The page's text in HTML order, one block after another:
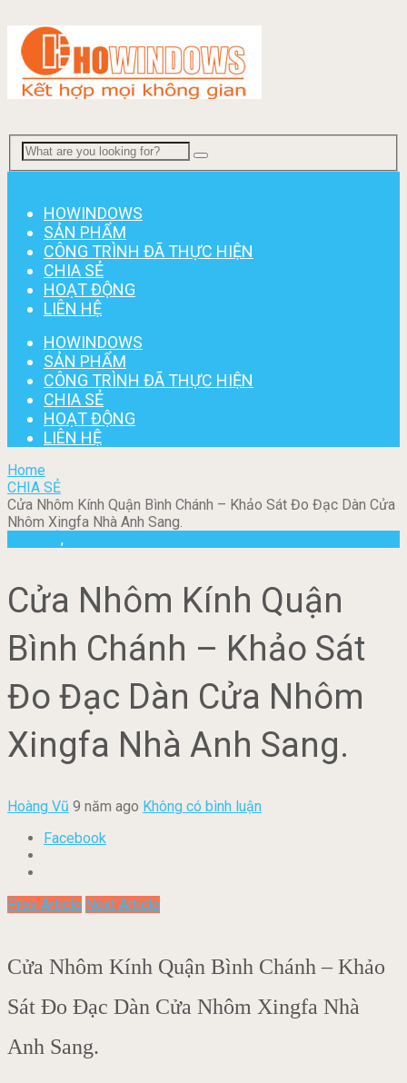
HOWINDOWS
SẢN PHẨM
CÔNG TRÌNH ĐÃ THỰC HIỆN
CHIA SẺ
HOẠT ĐỘNG
LIÊN HỆ
HOWINDOWS
SẢN PHẨM
CÔNG TRÌNH ĐÃ THỰC HIỆN
CHIA SẺ
HOẠT ĐỘNG
LIÊN HỆ
Home
CHIA SẺ
Cửa Nhôm Kính Quận Bình Chánh – Khảo Sát Đo Đạc Dàn Cửa
Nhôm Xingfa Nhà Anh Sang.
,
Cửa Nhôm Kính Quận
Bình Chánh – Khảo Sát
Đo Đạc Dàn Cửa Nhôm
Xingfa Nhà Anh Sang.
Hoàng Vũ 9 năm ago Không có bình luận
Facebook
Prev Article Next Article
Cửa Nhôm Kính Quận Bình Chánh – Khảo
Sát Đo Đạc Dàn Cửa Nhôm Xingfa Nhà
Anh Sang.